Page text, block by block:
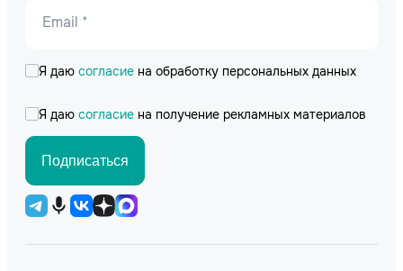
Email *
Я даю согласие на обработку персональных данных
Я даю согласие на получение рекламных материалов
Подписаться